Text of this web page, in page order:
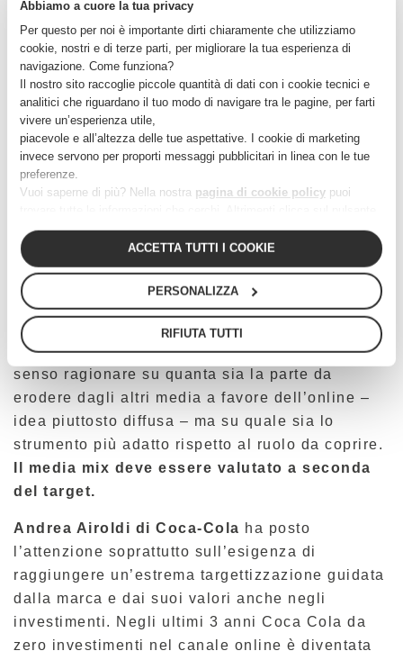
Abbiamo a cuore la tua privacy
Per questo per noi è importante dirti chiaramente che utilizziamo
cookie, nostri e di terze parti, per migliorare la tua esperienza di
navigazione. Come funziona?
Il nostro sito raccoglie piccole quantità di dati con i cookie tecnici e
analitici che riguardano il tuo modo di navigare tra le pagine, per farti
vivere un’esperienza utile,
piacevole e all’altezza delle tue aspettative. I cookie di marketing
invece servono per proporti messaggi pubblicitari in linea con le tue
preferenze.
Vuoi saperne di più? Nella nostra pagina di cookie policypuoi
“Personalizza”.
In alternativa, puoi cliccare fuori dal banner per continuare a navigare,
acconsentendo solo ai cookie tecnici essenziali.
ACCETTA TUTTI I COOKIE
PERSONALIZZA
RIFIUTA TUTTI
appunti raccolti, dalle tante frasi evidenziate,
sottolineate, evidenziate e sottolineate :-)
Giovanna Maggioni di UPAha ribadito come gli
investimenti in ADV online siano ancora troppo
bassi e come manchi soprattutto uno sviluppo
dell’incremento di investimento per le fasce
grandi. Internet è uno strumento talmente nuovo
proporsi in modo innovativo, non tradizionale.
Spesso però vengono riciclate le logiche di
sempre.
Serve un’offerta più strutturata ma
soprattutto servono le idee!
SecondoFrancesca Benati di Expedianon ha
senso ragionare su quanta sia la parte da
erodere dagli altri media a favore dell’online –
idea piuttosto diffusa – ma su quale sia lo
strumento più adatto rispetto al ruolo da coprire.
Il media mix deve essere valutato a seconda
del target.
Andrea Airoldi di Coca-Cola ha posto
l’attenzione soprattutto sull’esigenza di
raggiungere un’estrema targettizzazione guidata
dalla marca e dai suoi valori anche negli
investimenti. Negli ultimi 3 anni Coca Cola da
zero investimenti nel canale online è diventata